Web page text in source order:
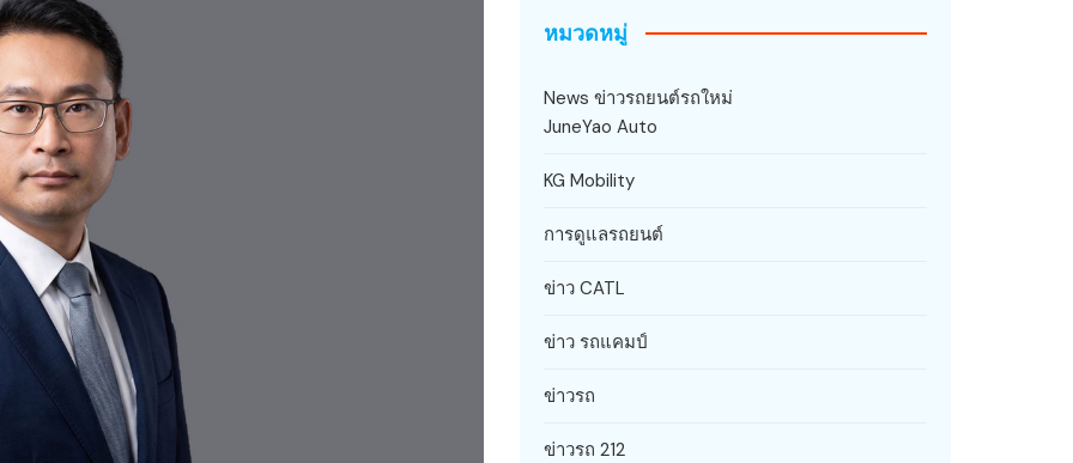
หมวดหมู่
News ข่าวรถยนต์รถใหม่
JuneYao Auto
KG Mobility
การดูแลรถยนต์
ข่าว CATL
ข่าว รถแคมป์
ข่าวรถ
ข่าวรถ 212